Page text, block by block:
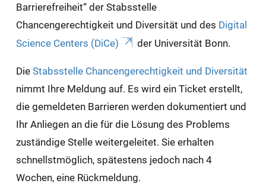
Barrierefreiheit“ der Stabsstelle
Chancengerechtigkeit und Diversität und des Digital
Science Centers (DiCe)
der Universität Bonn.
Die Stabsstelle Chancengerechtigkeit und Diversität
nimmt Ihre Meldung auf. Es wird ein Ticket erstellt,
die gemeldeten Barrieren werden dokumentiert und
Ihr Anliegen an die für die Lösung des Problems
zuständige Stelle weitergeleitet. Sie erhalten
schnellstmöglich, spätestens jedoch nach 4
Wochen, eine Rückmeldung.